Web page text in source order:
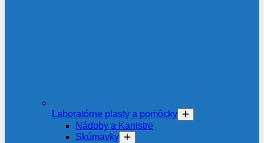
Laboratórne plasty a pomôcky
Nádoby a Kanistre
Skúmavky